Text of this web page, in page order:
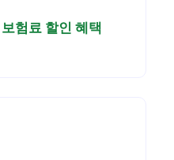
험료 할인 혜택